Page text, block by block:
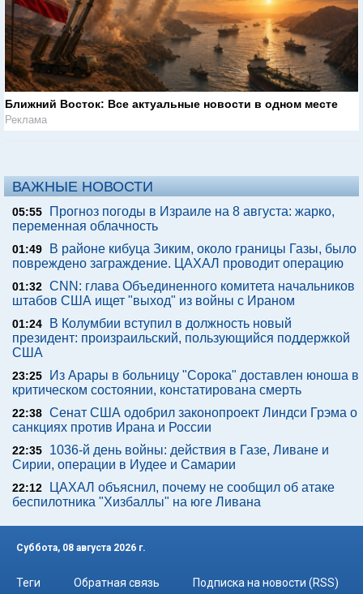
Ближний Восток: Все актуальные новости в одном месте
Реклама
ВАЖНЫЕ НОВОСТИ
05:55
Прогноз погоды в Израиле на 8 августа: жарко,
переменная облачность
01:49
В районе кибуца Зиким, около границы Газы, было
повреждено заграждение. ЦАХАЛ проводит операцию
01:32 CNN: глава Объединенного комитета начальников
штабов США ищет "выход" из войны с Ираном
01:24
В Колумбии вступил в должность новый
президент: произраильский, пользующийся поддержкой
США
23:25
Из Арары в больницу "Сорока" доставлен юноша в
критическом состоянии, констатирована смерть
22:38 Сенат США одобрил законопроект Линдси Грэма о
санкциях против Ирана и России
22:35
1036-й день войны: действия в Газе, Ливане и
Сирии, операции в Иудее и Самарии
22:12
ЦАХАЛ объяснил, почему не сообщил об атаке
беспилотника "Хизбаллы" на юге Ливана
Суббота, 08 августа 2026 г.
Теги Обратная связь Подписка на новости (RSS)